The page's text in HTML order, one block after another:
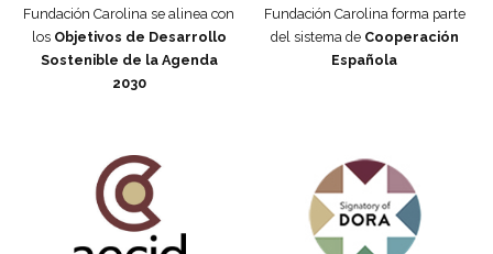
Fundación Carolina se alinea con
los Objetivos de Desarrollo
Sostenible de la Agenda
2030
Fundación Carolina forma parte
del sistema de Cooperación
Española